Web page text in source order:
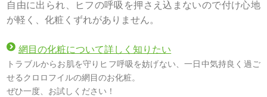
自由に出られ、ヒフの呼吸を押さえ込まないので付け心地
が軽く、化粧くずれがありません。
網目の化粧について詳しく知りたい
トラブルからお肌を守りヒフ呼吸を妨げない、一日中気持良く過ご
せるクロロフイルの網目のお化粧。
ぜひ一度、お試しください！